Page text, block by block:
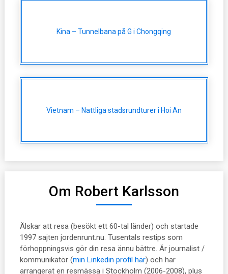
Kina – Tunnelbana på G i Chongqing
Vietnam – Nattliga stadsrundturer i Hoi An
Om Robert Karlsson
Älskar att resa (besökt ett 60-tal länder) och startade
1997 sajten jordenrunt.nu. Tusentals restips som
förhoppningsvis gör din resa ännu bättre. Är journalist /
kommunikatör (min Linkedin profil här) och har
arrangerat en resmässa i Stockholm (2006-2008), plus